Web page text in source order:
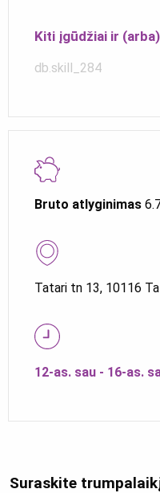
Bruto atlyginimas
Tatari tn 13, 10116
12-as. sau - 16-as.
Kiti įgūdžiai ir
db.skill_284
Suraskite